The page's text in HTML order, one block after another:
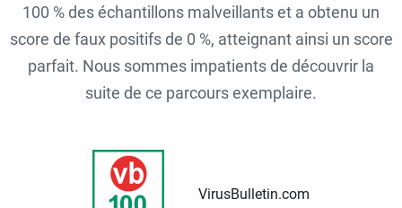
100 % des échantillons malveillants et a obtenu un
score de faux positifs de 0 %, atteignant ainsi un score
parfait. Nous sommes impatients de découvrir la
suite de ce parcours exemplaire.
VirusBulletin.com